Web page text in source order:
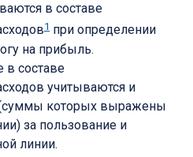
в составе
1 при определении
на прибыль.
в составе
учитываются и
(суммы которых выражены
за пользование и
линии.